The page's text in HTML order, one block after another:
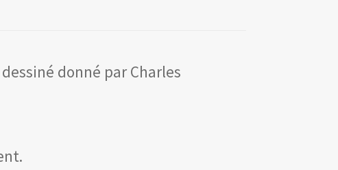
donné par Charles